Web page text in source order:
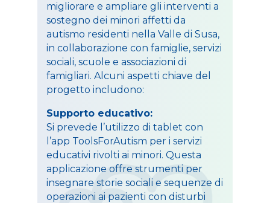
migliorare e ampliare gli interventi a
sostegno dei minori affetti da
autismo residenti nella Valle di Susa,
in collaborazione con famiglie, servizi
sociali, scuole e associazioni di
famigliari. Alcuni aspetti chiave del
progetto includono:
Supporto educativo:
Si prevede l’utilizzo di tablet con
l’app ToolsForAutism per i servizi
educativi rivolti ai minori. Questa
applicazione offre strumenti per
insegnare storie sociali e sequenze di
operazioni ai pazienti con disturbi